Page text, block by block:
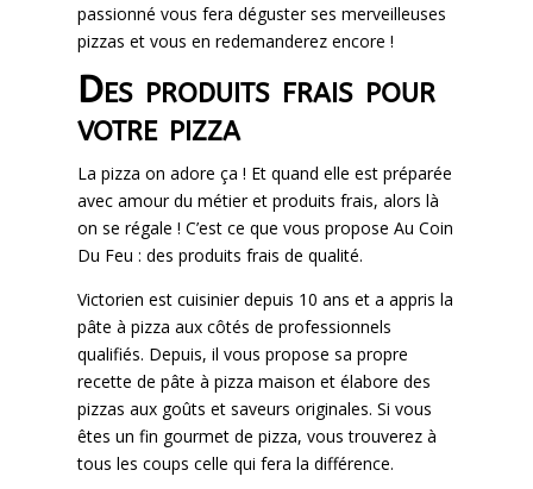
passionné vous fera déguster ses merveilleuses
pizzas et vous en redemanderez encore !
Des produits frais pour
votre pizza
La pizza on adore ça ! Et quand elle est préparée
avec amour du métier et produits frais, alors là
on se régale ! C’est ce que vous propose Au Coin
Du Feu : des produits frais de qualité.
Victorien est cuisinier depuis 10 ans et a appris la
pâte à pizza aux côtés de professionnels
qualifiés. Depuis, il vous propose sa propre
recette de pâte à pizza maison et élabore des
pizzas aux goûts et saveurs originales. Si vous
êtes un fin gourmet de pizza, vous trouverez à
tous les coups celle qui fera la différence.